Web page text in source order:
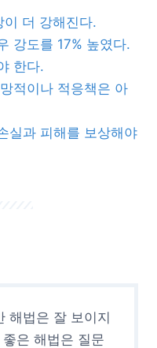
이 더 강해진다.
강도를 17% 높였다.
한다.
적이나 적응책은 아
실과 피해를 보상해야
해법은 잘 보이지
은 해법은 질문